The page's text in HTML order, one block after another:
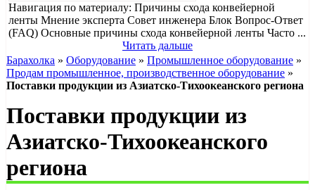
Навигация по материалу: Причины схода конвейерной
ленты Мнение эксперта Совет инженера Блок Вопрос-Ответ
(FAQ) Основные причины схода конвейерной ленты Часто ...
Читать дальше
Барахолка » Оборудование » Промышленное оборудование »
Продам промышленное, производственное оборудование »
Поставки продукции из Азиатско-Тихоокеанского региона
Поставки продукции из
Азиатско-Тихоокеанского
региона